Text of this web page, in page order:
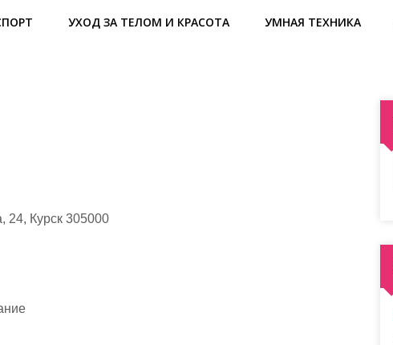
УХОД ЗА ТЕЛОМ И КРАСОТА УМНАЯ ТЕХНИКА
24, Курск 305000